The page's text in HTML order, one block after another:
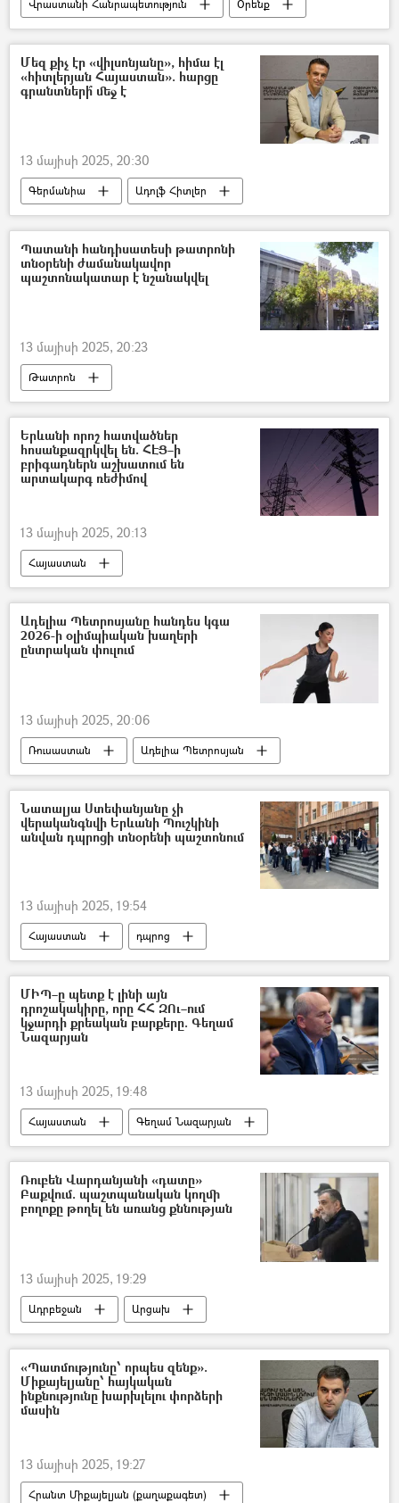
Վրաստանի Հանրապետություն
Օրենք
կուսակցություն
Մեզ քիչ էր «վիլսոնյանը», հիմա էլ
«հիտլերյան Հայաստան». հարցը
գրանտների՞ մեջ է
13 մայիսի 2025, 20:30
Գերմանիա
Ադոլֆ Հիտլեր
Հայաստան
ԽՍՀՄ
Հայրենական մեծ պատերազմ
Երկրորդ համաշխարհային պատերազմ
Պատանի հանդիսատեսի թատրոնի
տնօրենի ժամանակավոր
պաշտոնակատար է նշանակվել
13 մայիսի 2025, 20:23
Թատրոն
Պատանի հանդիսատեսի թատրոն
Տնօրեն
Հայկ Կոստանյան
Երևանի որոշ հատվածներ
հոսանքազրկվել են. ՀԷՑ–ի
բրիգադներն աշխատում են
արտակարգ ռեժիմով
13 մայիսի 2025, 20:13
Հայաստան
Հայաստանի էլեկտրական ցանցեր (ՀԷՑ)
Լույս
էլեկտրաէներգիա
Ադելիա Պետրոսյանը հանդես կգա
2026-ի օլիմպիական խաղերի
ընտրական փուլում
13 մայիսի 2025, 20:06
Ռուսաստան
Ադելիա Պետրոսյան
Օլիմպիական խաղեր
Սպորտ
Նատալյա Ստեփանյանը չի
վերականգնվի Երևանի Պուշկինի
անվան դպրոցի տնօրենի պաշտոնում
13 մայիսի 2025, 19:54
Հայաստան
դպրոց
Նատալյա Ստեփանյան
Կրթության, գիտության, մշակույթի և սպորտի նախարարություն (ԿԳՄՍ)
ՄԻՊ–ը պետք է լինի այն
դրոշակակիրը, որը ՀՀ ԶՈւ–ում
կջարդի քրեական բարքերը. Գեղամ
Նազարյան
13 մայիսի 2025, 19:48
Հայաստան
Գեղամ Նազարյան
Բանակ
ՀՀ ՄԻՊ Զինված ուժեր
Ռուբեն Վարդանյանի «դատը»
Բաքվում. պաշտպանական կողմի
բողոքը թողել են առանց քննության
13 մայիսի 2025, 19:29
Ադրբեջան
Արցախ
Ռուբեն Վարդանյան
«Պատմությունը՝ որպես զենք».
Միքայելյանը՝ հայկական
ինքնությունը խարխլելու փորձերի
մասին
13 մայիսի 2025, 19:27
Հրանտ Միքայելյան (քաղաքագետ)